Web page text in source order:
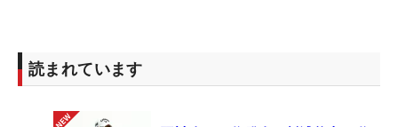
読まれています